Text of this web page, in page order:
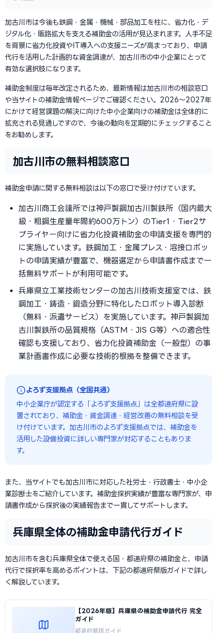
加古川市は今後も鉄鋼・金属・機械・部品加工を柱に、省力化・デ
ジタル化・販路拡大を支える補助金の活用が見込まれます。人手不足
を背景に省力化投資やIT導入への支援ニーズが高まっており、申請
代行を活用した計画的な資金調達が、加古川市の中小企業にとって
有効な選択肢になります。
補助金制度は毎年改定されるため、最新情報は加古川市の相談窓口
や当サイトの補助金情報ページでご確認ください。2026〜2027年
にかけて経営課題の解決に向けた中小企業向けの補助金は全体的に
拡充される見通しですので、今後の動向を定期的にチェックすること
をお勧めします。
加古川市の無料相談窓口
補助金申請に関する無料相談は以下の窓口で受け付けています。
加古川商工会議所では神戸製鋼加古川製鉄所（国内最大
級・粗鋼生産量年間約600万トン）のTier1・Tier2サ
プライヤー向けに省力化投資補助金の申請支援を専門的
に実施しています。鉄鋼加工・金属プレス・溶接ロボッ
トの申請実績が豊富で、機器選定から申請書作成まで一
括無料サポートが利用可能です。
兵庫県立工業技術センターの加古川技術支援室では、鉄
鋼加工・鋳造・鍛造分野に特化したロボット導入診断
（無料・派遣サービス）を実施しています。神戸製鋼加
古川製鉄所の品質規格（ASTM・JIS G等）への適合性
確認も支援しており、省力化投資補助金（一般型）の事
業計画書作成に必要な技術的根拠を整備できます。
よろず支援拠点（全国共通）
中小企業庁が認定する「よろず支援拠点」は全都道府県に設
置されており、補助金・資金調達・経営改善の無料相談を受
け付けています。加古川市のよろず支援拠点では、補助金を
活用した設備投資に詳しい専門家が対応することもありま
す。
また、当サイトでも加古川市に対応した社労士・行政書士・中小企
業診断士をご紹介しています。補助金採択実績が豊富な専門家が、申
請書作成から採択後の実績報告まで一貫してサポートします。
兵庫県全体の補助金申請代行ガイド
加古川市を含む兵庫県全体で使える国・都道府県の補助金と、申請
代行で採択率を高めるポイントは、下記の都道府県版ガイドで詳し
く解説しています。
【2026年版】兵庫県の補助金申請代行 完全
ガイド
都道府県版ガイド